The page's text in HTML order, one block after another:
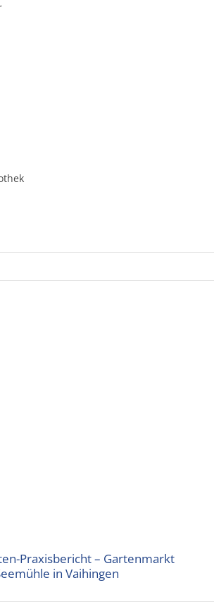
Praxisbericht – Gartenmarkt
in Vaihingen